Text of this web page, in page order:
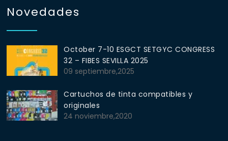
Novedades
October 7-10 ESGCT SETGYC CONGRESS
32 – FIBES SEVILLA 2025
09 septiembre,2025
Cartuchos de tinta compatibles y
originales
24 noviembre,2020